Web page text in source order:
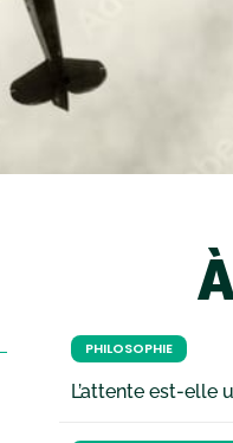
PHILOSOPHIE
L’attente est-elle